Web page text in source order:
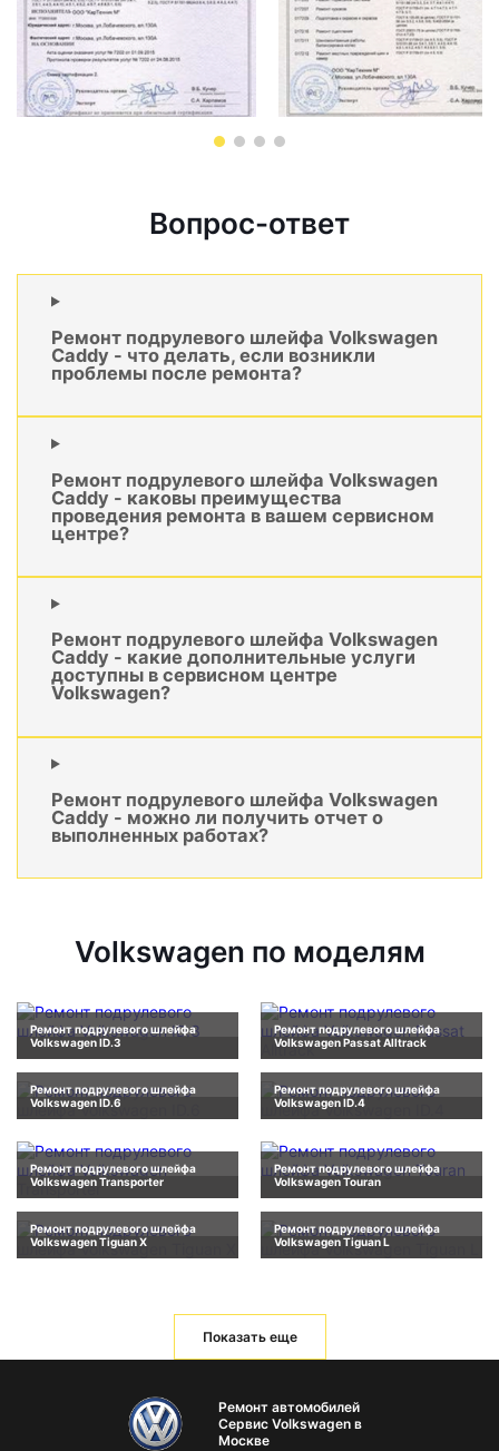
Вопрос-ответ
Ремонт подрулевого шлейфа Volkswagen
Caddy - что делать, если возникли
проблемы после ремонта?
Ремонт подрулевого шлейфа Volkswagen
Caddy - каковы преимущества
проведения ремонта в вашем сервисном
центре?
Ремонт подрулевого шлейфа Volkswagen
Caddy - какие дополнительные услуги
доступны в сервисном центре
Volkswagen?
Ремонт подрулевого шлейфа Volkswagen
Caddy - можно ли получить отчет о
выполненных работах?
Volkswagen по моделям
Ремонт подрулевого шлейфа
Volkswagen ID.3
Ремонт подрулевого шлейфа
Volkswagen Passat Alltrack
Ремонт подрулевого шлейфа
Volkswagen ID.6
Ремонт подрулевого шлейфа
Volkswagen ID.4
Ремонт подрулевого шлейфа
Volkswagen Transporter
Ремонт подрулевого шлейфа
Volkswagen Touran
Ремонт подрулевого шлейфа
Volkswagen Tiguan X
Ремонт подрулевого шлейфа
Volkswagen Tiguan L
Показать еще
Ремонт автомобилей
Сервис Volkswagen в
Москве